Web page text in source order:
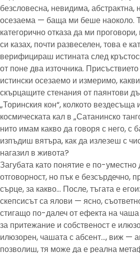
безсловесна, невидима,
осезаема — баща ми беше наоколо.
категорично отказа да ми
си казах, почти развеселен, това е
верифицираш истината след
от поне два източника.
истински осезаемо и измеримо,
скърцащите стенания от паянтови
„Торинския кон“, колкото
космическата кал в „Сатанинско
нито имам какво да говоря с него, с
изпъдиш вятъра, как да излезеш с
нагазил в живота?
Загубата като понятие е по-уместно
отговорност, но пък е безсърдечно,
сърце, за какво… После, тъгата е
скепсисът са ялови — ясно,
стигащо по-далеч от ефекта на
за притежание и собственост е
илюзорен, чашата с абсент…, виж —
позволиш, тя може да е реална